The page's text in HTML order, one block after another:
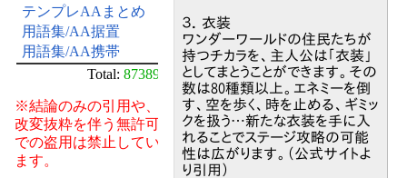
テンプレAAまとめ
用語集/AA据置
用語集/AA携帯
Total: 87389
※結論のみの引用や、
改変抜粋を伴う無許可
での盗用は禁止してい
ます。
３．衣装
ワンダーワールドの住民たちが
持つチカラを、主人公は「衣装」
としてまとうことができます。その
数は80種類以上。エネミーを倒
す、空を歩く、時を止める、ギミッ
クを扱う…新たな衣装を手に入
れることでステージ攻略の可能
性は広がります。（公式サイトよ
り引用）